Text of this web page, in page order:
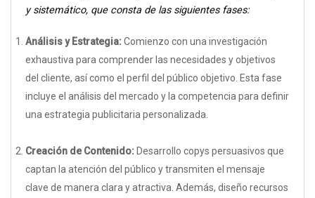
y sistemático, que consta de las siguientes fases:
Análisis y Estrategia: Comienzo con una investigación
exhaustiva para comprender las necesidades y objetivos
del cliente, así como el perfil del público objetivo. Esta fase
incluye el análisis del mercado y la competencia para definir
una estrategia publicitaria personalizada.
Creación de Contenido: Desarrollo copys persuasivos que
captan la atención del público y transmiten el mensaje
clave de manera clara y atractiva. Además, diseño recursos